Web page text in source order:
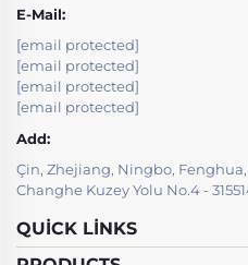
E-Mail:
[email protected]
[email protected]
[email protected]
[email protected]
Add:
Çin, Zhejiang, Ningbo,
Changhe Kuzey Yolu No.4 -
QUICK LINKS